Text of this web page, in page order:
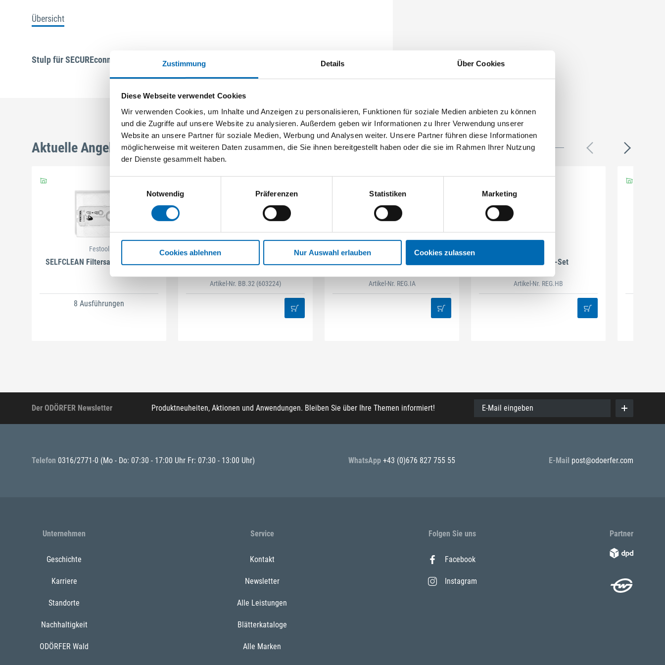
Zustimmung Details Über Cookies
Diese Webseite verwendet Cookies
Wir verwenden Cookies, um Inhalte und Anzeigen zu personalisieren, Funktionen für soziale Medien anbieten zu können
und die Zugriffe auf unsere Website zu analysieren. Außerdem geben wir Informationen zu Ihrer Verwendung unserer
Website an unsere Partner für soziale Medien, Werbung und Analysen weiter. Unsere Partner führen diese Informationen
möglicherweise mit weiteren Daten zusammen, die Sie ihnen bereitgestellt haben oder die sie im Rahmen Ihrer Nutzung
der Dienste gesammelt haben.
Notwendig
Präferenzen Statistiken Marketing
Cookies ablehnen Nur Auswahl erlauben Cookies zulassen
Übersicht
Stulp für SECUREconnect Rahmenteil U-Stulp 366 x 30 x 6 x 2 mm, kantig
Aktuelle Angebote
Festool
SELFCLEAN Filtersack SC FIS-CT
8 Ausführungen
Bit-Box 32-tlg Mix
Artikel-Nr. BB.32 (603224)
Innenausbau Regal-Set
Artikel-Nr. REG.IA
Holzbau Regal-Set
Artikel-Nr. REG.HB
Der ODÖRFER Newsletter Produktneuheiten, Aktionen und Anwendungen. Bleiben Sie über Ihre Themen informiert! E-Mail eingeben
Telefon 0316/2771-0 (Mo - Do: 07:30 - 17:00 Uhr Fr: 07:30 - 13:00 Uhr) WhatsApp +43 (0)676 827 755 55 E-Mail post@odoerfer.com
Unternehmen
Geschichte
Karriere
Standorte
Nachhaltigkeit
ODÖRFER Wald
Service
Kontakt
Newsletter
Alle Leistungen
Blätterkataloge
Alle Marken
Folgen Sie uns
Facebook
Instagram
Partner